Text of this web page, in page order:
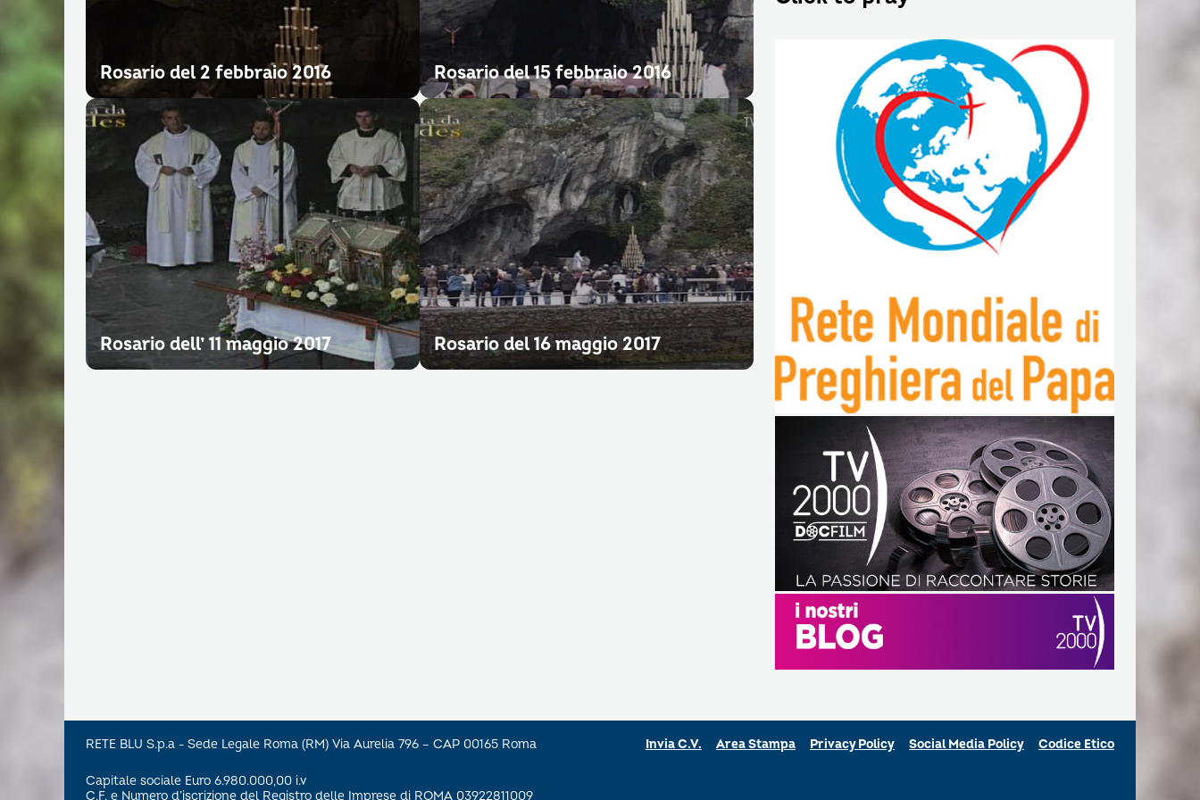
Rosario del 2 febbraio 2016 Rosario del 15 febbraio 2016
Rosario dell’ 11 maggio 2017 Rosario del 16 maggio 2017
RETE BLU S.p.a - Sede Legale Roma (RM) Via Aurelia 796 – CAP 00165 Roma
Capitale sociale Euro 6.980.000,00 i.v
C.F. e Numero d’iscrizione del Registro delle Imprese di ROMA 03922811009
Invia C.V. Area Stampa Privacy Policy Social Media Policy Codice Etico